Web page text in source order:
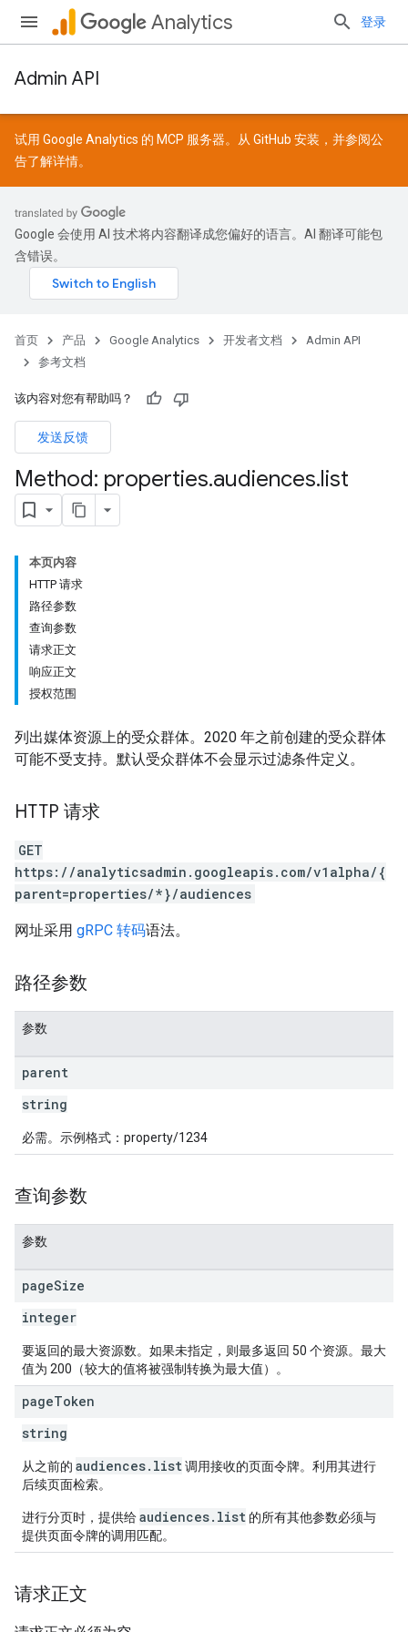
Analytics 登录
Admin API
试用 Google Analytics 的 MCP 服务器。从 GitHub 安装，并参阅公
告了解详情。
Google 会使用 AI 技术将内容翻译成您偏好的语言。AI 翻译可能包
含错误。
首页 产品 Google Analytics 开发者文档
Admin API
参考文档
该内容对您有帮助吗？
发送反馈
Method: properties.audiences.list
本页内容
HTTP 请求
路径参数
查询参数
请求正文
响应正文
授权范围
列出媒体资源上的受众群体。2020 年之前创建的受众群体
可能不受支持。默认受众群体不会显示过滤条件定义。
HTTP 请求
GET
https://analyticsadmin.googleapis.com/v1alpha/{
parent=properties/*}/audiences
网址采用 gRPC 转码语法。
路径参数
参数
parent
string
必需。示例格式：property/1234
查询参数
参数
pageSize
integer
要返回的最大资源数。如果未指定，则最多返回 50 个资源。最大
值为 200（较大的值将被强制转换为最大值）。
pageToken
string
从之前的 audiences.list调用接收的页面令牌。利用其进行
后续页面检索。
进行分页时，提供给audiences.list 的所有其他参数必须与
提供页面令牌的调用匹配。
请求正文